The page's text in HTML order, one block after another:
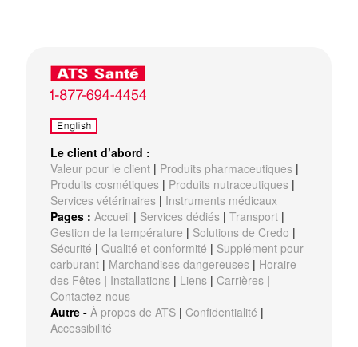
Le client d’abord :
Valeur pour le client | Produits pharmaceutiques |
Produits cosmétiques | Produits nutraceutiques |
Services vétérinaires | Instruments médicaux
Pages : Accueil | Services dédiés |Transport |
Gestion de la température | Solutions de Credo |
Sécurité |Qualité et conformité | Supplément pour
carburant | Marchandises dangereuses | Horaire
des Fêtes | Installations | Liens |Carrières |
Contactez-nous
Autre -À propos de ATS |Confidentialité |
Accessibilité